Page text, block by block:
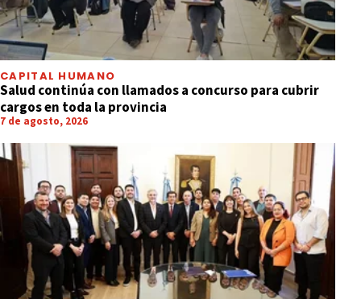
CAPITAL HUMANO
Salud continúa con llamados a concurso para cubrir
cargos en toda la provincia
7 de agosto, 2026